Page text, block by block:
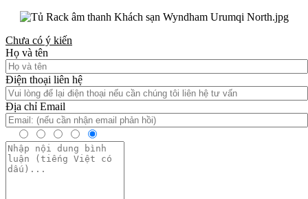
Chưa có ý kiến
Họ và tên
Điện thoại liên hệ
Địa chỉ Email